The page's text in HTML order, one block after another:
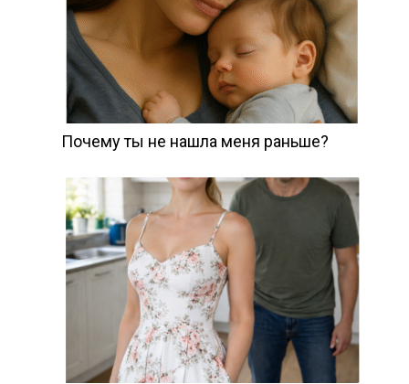
Почему ты не нашла меня раньше?